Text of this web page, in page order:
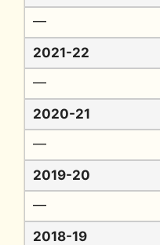
━
2021-22
━
2020-21
━
2019-20
━
2018-19